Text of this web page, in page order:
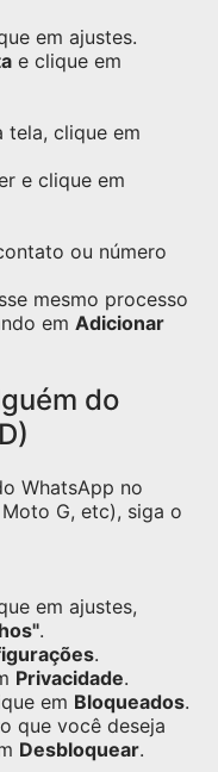
em ajustes.
e clique em
clique em
e clique em
ou número
mesmo processo
em Adicionar
do
WhatsApp no
G, etc), siga o
em ajustes,
.
.
Privacidade.
em Bloqueados.
que você deseja
Desbloquear.